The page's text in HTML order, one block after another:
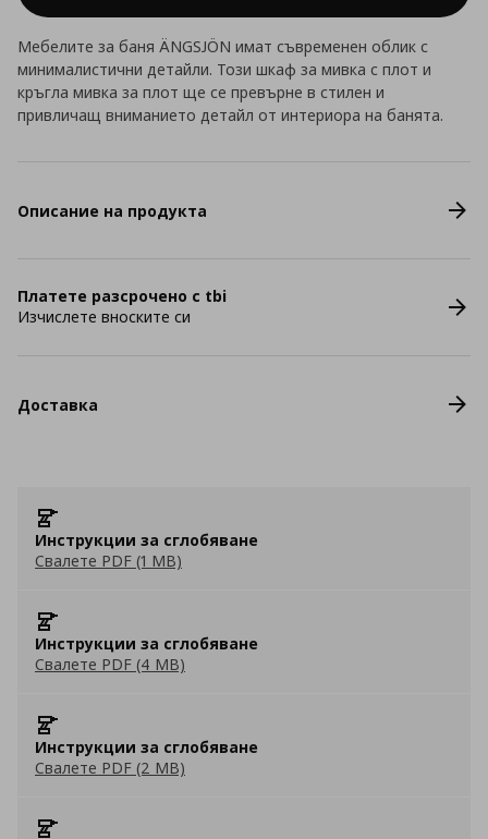
Мебелите за баня ÄNGSJÖN имат съвременен облик с
минималистични детайли. Този шкаф за мивка с плот и
кръгла мивка за плот ще се превърне в стилен и
привличащ вниманието детайл от интериора на банята.
Описание на продукта
Платете разсрочено с tbi
Изчислете вноските си
Доставка
Инструкции за сглобяване
Свалете PDF (1 MB)
Инструкции за сглобяване
Свалете PDF (4 MB)
Инструкции за сглобяване
Свалете PDF (2 MB)